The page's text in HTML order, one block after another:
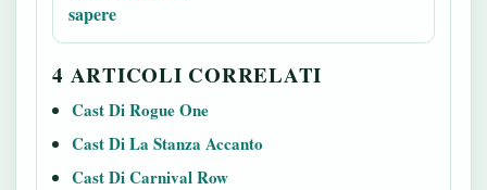
sapere
4 ARTICOLI CORRELATI
Cast Di Rogue One
Cast Di La Stanza Accanto
Cast Di Carnival Row